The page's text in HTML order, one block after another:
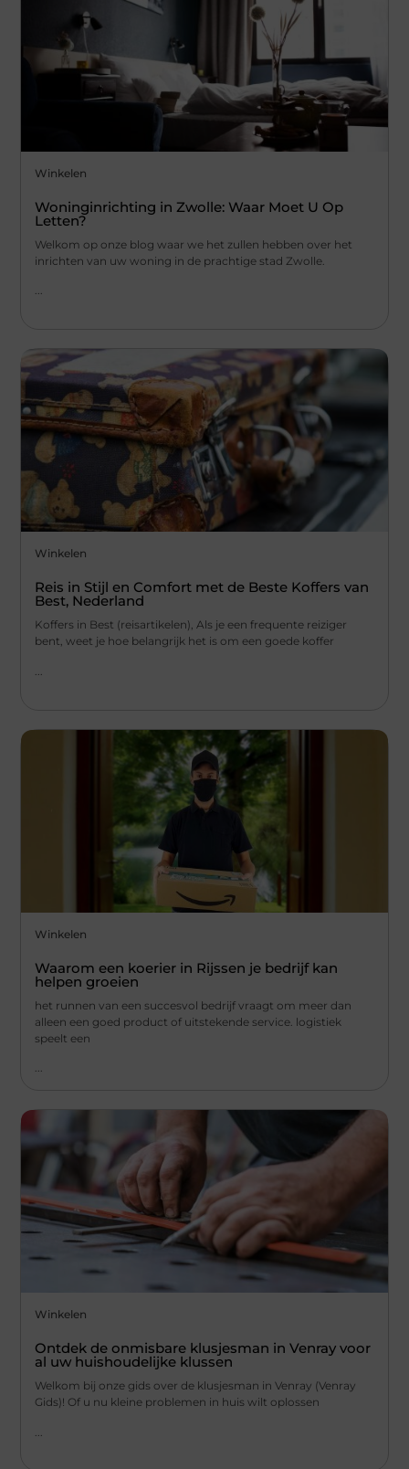
Winkelen
Woninginrichting in Zwolle: Waar Moet U Op
Letten?
Welkom op onze blog waar we het zullen hebben over het
inrichten van uw woning in de prachtige stad Zwolle.
...
Winkelen
Reis in Stijl en Comfort met de Beste Koffers van
Best, Nederland
Koffers in Best (reisartikelen), Als je een frequente reiziger
bent, weet je hoe belangrijk het is om een goede koffer
Winkelen
Waarom een koerier in Rijssen je bedrijf kan
helpen groeien
het runnen van een succesvol bedrijf vraagt om meer dan
alleen een goed product of uitstekende service. logistiek
speelt een
...
Winkelen
Ontdek de onmisbare klusjesman in Venray voor
al uw huishoudelijke klussen
Welkom bij onze gids over de klusjesman in Venray (Venray
Gids)! Of u nu kleine problemen in huis wilt oplossen